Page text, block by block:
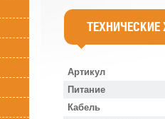
Артикул
Питание
Кабель